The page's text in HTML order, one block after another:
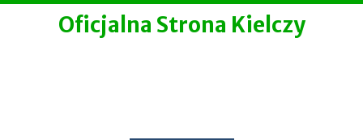
Skip
Oficjalna Strona Kielczy